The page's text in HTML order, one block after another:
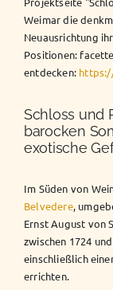
Weimar die
Neuausrichtung
Positionen:
entdecken:
Schloss und
barocken
exotische
Im Süden von
Belvedere,
Ernst August von
zwischen 1724
einschließlich
errichten.